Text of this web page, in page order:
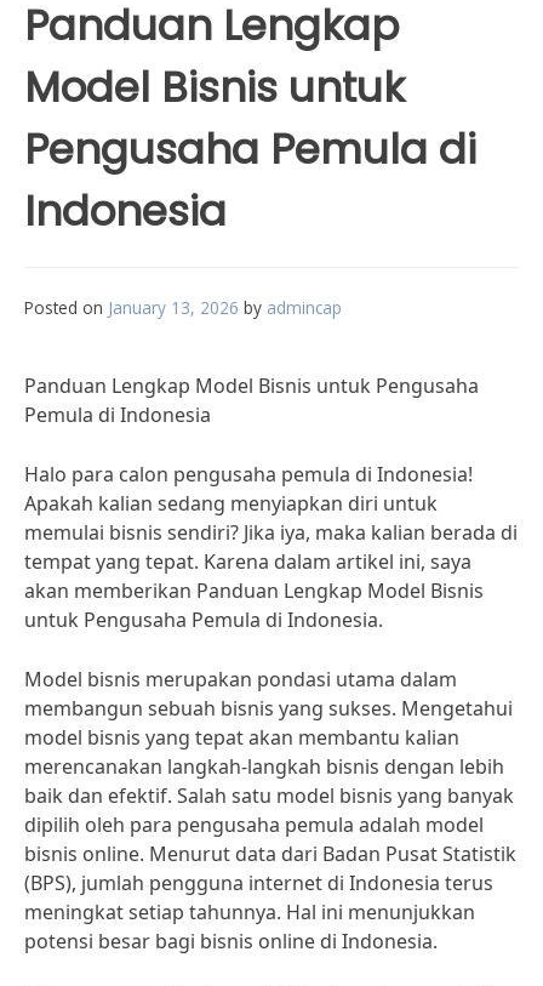
Panduan Lengkap
Model Bisnis untuk
Pengusaha Pemula di
Indonesia
Posted on January 13, 2026 by admincap
Panduan Lengkap Model Bisnis untuk Pengusaha
Pemula di Indonesia
Halo para calon pengusaha pemula di Indonesia!
Apakah kalian sedang menyiapkan diri untuk
memulai bisnis sendiri? Jika iya, maka kalian berada di
tempat yang tepat. Karena dalam artikel ini, saya
akan memberikan Panduan Lengkap Model Bisnis
untuk Pengusaha Pemula di Indonesia.
Model bisnis merupakan pondasi utama dalam
membangun sebuah bisnis yang sukses. Mengetahui
model bisnis yang tepat akan membantu kalian
merencanakan langkah-langkah bisnis dengan lebih
baik dan efektif. Salah satu model bisnis yang banyak
dipilih oleh para pengusaha pemula adalah model
bisnis online. Menurut data dari Badan Pusat Statistik
(BPS), jumlah pengguna internet di Indonesia terus
meningkat setiap tahunnya. Hal ini menunjukkan
potensi besar bagi bisnis online di Indonesia.